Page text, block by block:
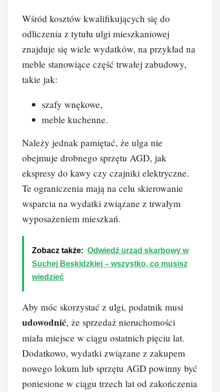
Wśród kosztów kwalifikujących się do
odliczenia z tytułu ulgi mieszkaniowej
znajduje się wiele wydatków, na przykład na
meble stanowiące część trwałej zabudowy,
takie jak:
szafy wnękowe,
meble kuchenne.
Należy jednak pamiętać, że ulga nie
obejmuje drobnego sprzętu AGD, jak
ekspresy do kawy czy czajniki elektryczne.
Te ograniczenia mają na celu skierowanie
wsparcia na wydatki związane z trwałym
wyposażeniem mieszkań.
Zobacz także: Odwiedź urząd skarbowy w
Suchej Beskidzkiej – wszystko, co musisz
wiedzieć
Aby móc skorzystać z ulgi, podatnik musi
udowodnić, że sprzedaż nieruchomości
miała miejsce w ciągu ostatnich pięciu lat.
Dodatkowo, wydatki związane z zakupem
nowego lokum lub sprzętu AGD powinny być
poniesione w ciągu trzech lat od zakończenia